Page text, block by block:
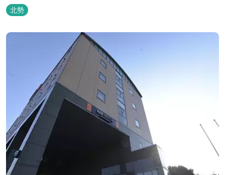
ス）、無料駐車場付で低価格な高機能ホテルです。
北勢